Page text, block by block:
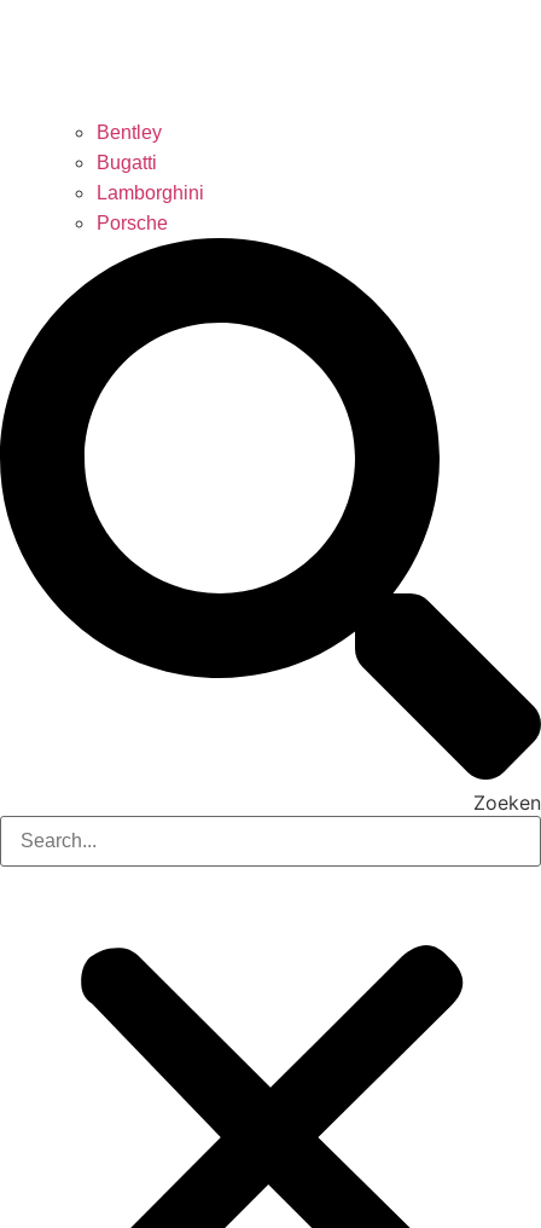
Bentley
Bugatti
Lamborghini
Porsche
Zoeken